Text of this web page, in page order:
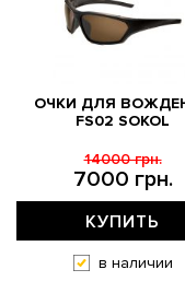
ОЧКИ ДЛЯ
FS02 SOKOL
7000 грн.
14000 грн.
КУПИТЬ
в наличии